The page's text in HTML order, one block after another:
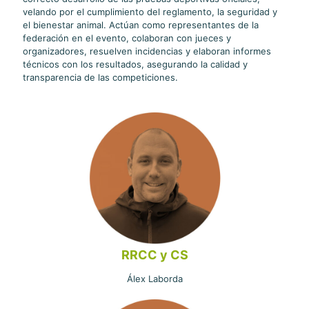
velando por el cumplimiento del reglamento, la seguridad y
el bienestar animal. Actúan como representantes de la
federación en el evento, colaboran con jueces y
organizadores, resuelven incidencias y elaboran informes
técnicos con los resultados, asegurando la calidad y
transparencia de las competiciones.
RRCC y CS
Álex Laborda